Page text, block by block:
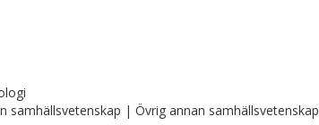
samhällsvetenskap | Övrig annan samhällsvetenskap